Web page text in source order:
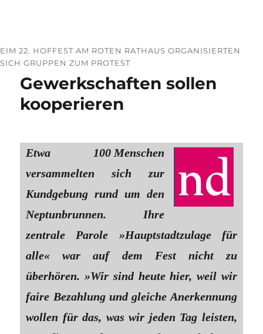
EIM 22. HOFFEST AM ROTEN RATHAUS ORGANISIERTEN
SICH GRUPPEN ZUM PROTEST
Gewerkschaften sollen
kooperieren
Etwa 100 Menschen
versammelten sich zur
Kundgebung rund um den
Neptunbrunnen. Ihre
zentrale Parole »Hauptstadtzulage für
alle« war auf dem Fest nicht zu
überhören. »Wir sind heute hier, weil wir
faire Bezahlung und gleiche Anerkennung
wollen für das, was wir jeden Tag leisten,